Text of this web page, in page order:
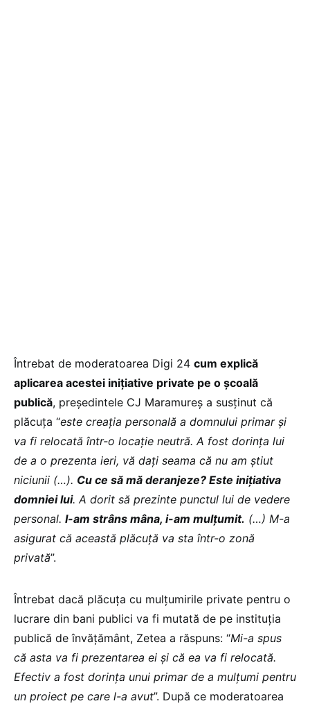
Întrebat de moderatoarea Digi 24 cum explică
aplicarea acestei inițiative private pe o școală
publică, președintele CJ Maramureș a susținut că
plăcuța “este creația personală a domnului primar și
va fi relocată într-o locație neutră. A fost dorința lui
de a o prezenta ieri, vă dați seama că nu am știut
niciunii (…). Cu ce să mă deranjeze? Este inițiativa
domniei lui. A dorit să prezinte punctul lui de vedere
personal. I-am strâns mâna, i-am mulțumit. (…) M-a
asigurat că această plăcuță va sta într-o zonă
privată”.
Întrebat dacă plăcuța cu mulțumirile private pentru o
lucrare din bani publici va fi mutată de pe instituția
publică de învățământ, Zetea a răspuns: “Mi-a spus
că asta va fi prezentarea ei și că ea va fi relocată.
Efectiv a fost dorința unui primar de a mulțumi pentru
un proiect pe care l-a avut”. După ce moderatoarea